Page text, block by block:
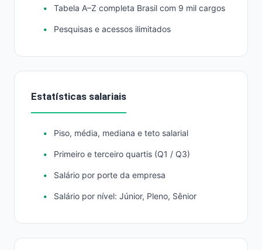
Tabela A–Z completa Brasil com 9 mil cargos
Pesquisas e acessos ilimitados
Estatísticas salariais
Piso, média, mediana e teto salarial
Primeiro e terceiro quartis (Q1 / Q3)
Salário por porte da empresa
Salário por nível: Júnior, Pleno, Sênior